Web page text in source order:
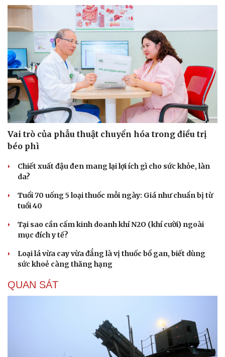
Cải chính
Vai trò của phẫu thuật chuyển hóa trong điều trị
béo phì
Chiết xuất đậu đen mang lại lợi ích gì cho sức khỏe, làn
da?
Tuổi 70 uống 5 loại thuốc mỗi ngày: Giá như chuẩn bị từ
tuổi 40
Tại sao cần cấm kinh doanh khí N2O (khí cười) ngoài
mục đích y tế?
Loại lá vừa cay vừa đắng là vị thuốc bổ gan, biết dùng
sức khoẻ càng thăng hạng
QUAN SÁT